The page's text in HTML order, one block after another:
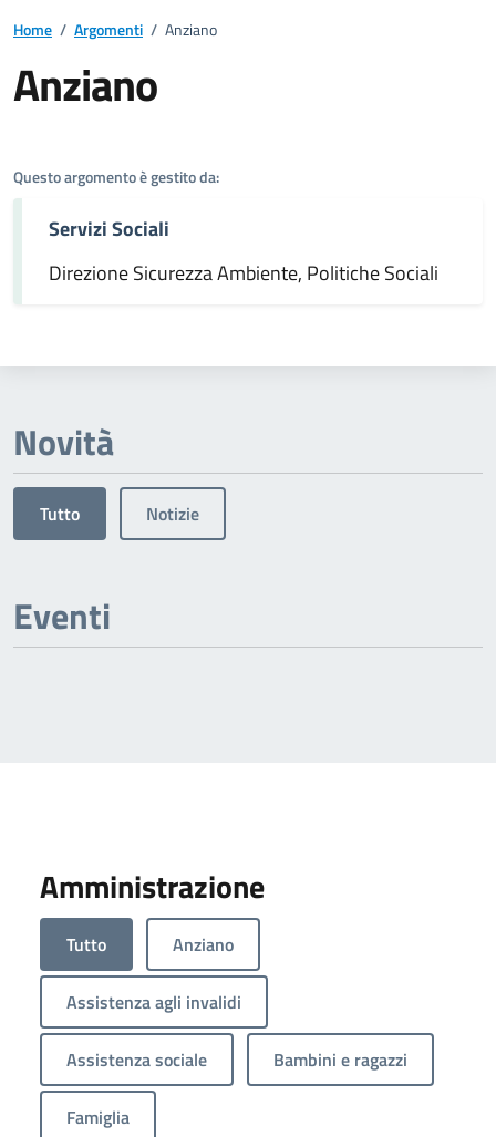
Home / Argomenti / Anziano
Anziano
Questo argomento è gestito da:
Servizi Sociali
Direzione Sicurezza Ambiente, Politiche Sociali
Novità
Tutto Notizie
Eventi
Amministrazione
Tutto Anziano
Assistenza agli invalidi
Assistenza sociale Bambini e ragazzi
Famiglia